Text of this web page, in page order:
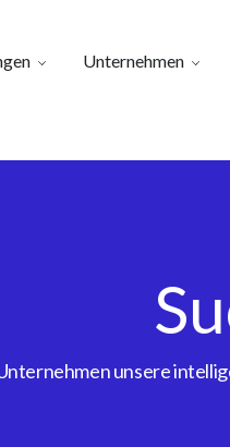
Unternehmen
unsere